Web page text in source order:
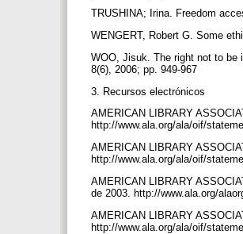
TRUSHINA; Irina. Freedom
WENGERT, Robert G. Some
WOO, Jisuk. The right not to be
8(6), 2006; pp. 949-967
3. Recursos electrónicos
AMERICAN LIBRARY
http://www.ala.org/ala/oif/
AMERICAN LIBRARY
http://www.ala.org/ala/oif/
AMERICAN LIBRARY
de 2003. http://www.ala.org/
AMERICAN LIBRARY
http://www.ala.org/ala/oif/